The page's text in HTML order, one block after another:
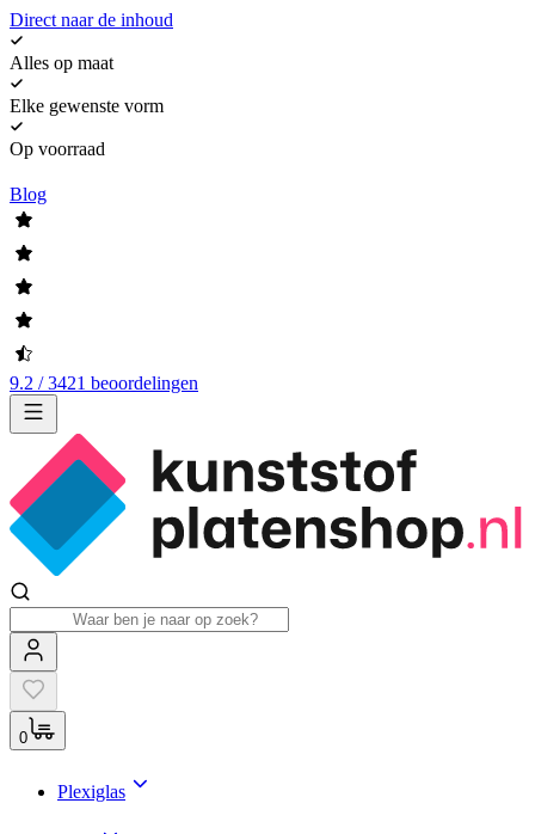
Direct naar de inhoud
Alles op maat
Elke gewenste vorm
Op voorraad
Blog
9.2 / 3421 beoordelingen
0
Plexiglas